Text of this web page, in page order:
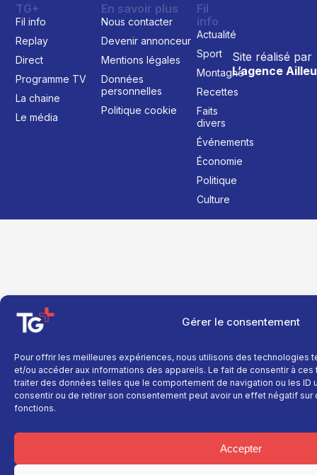
Gérer le consentement
Pour offrir les meilleures expériences, nous utilisons des technologies
et/ou accéder aux informations des appareils. Le fait de consentir à
traiter des données telles que le comportement de navigation ou les ID
consentir ou de retirer son consentement peut avoir un effet négatif
fonctions.
Accepter
Site réalisé par
L’agence
TG+
Fil info
Replay
Direct
Programme TV
La chaine
Le média
En savoir plus
Nous contacter
Devenir annonceur
Mentions légales
Données
personnelles
Politique cookie
Fil
info
Actualité
Sport
Montagne
Recettes
Faits
divers
Événements
Économie
Politique
Culture